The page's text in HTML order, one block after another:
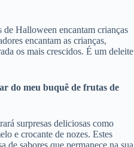
de Halloween encantam crianças
encantam as crianças,
os mais crescidos. É um deleite
do meu buquê de frutas de
surpresas deliciosas como
e crocante de nozes. Estes